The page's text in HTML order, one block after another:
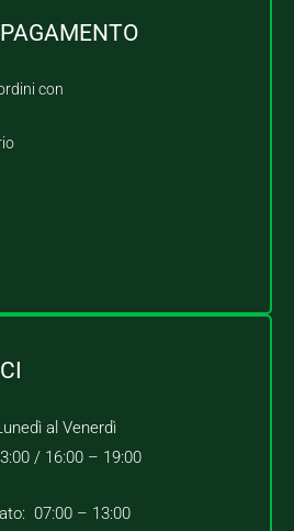
con
Lunedì al Venerdì
/ 16:00 – 19:00
07:00 – 13:00